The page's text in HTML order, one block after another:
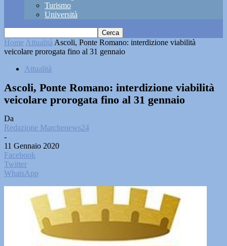
Turismo
Università
Home Attualità Ascoli, Ponte Romano: interdizione viabilità
veicolare prorogata fino al 31 gennaio
Attualità
Ascoli, Ponte Romano: interdizione viabilità
veicolare prorogata fino al 31 gennaio
Da
Redazione Marchenews24
-
11 Gennaio 2020
Facebook
Twitter
WhatsApp